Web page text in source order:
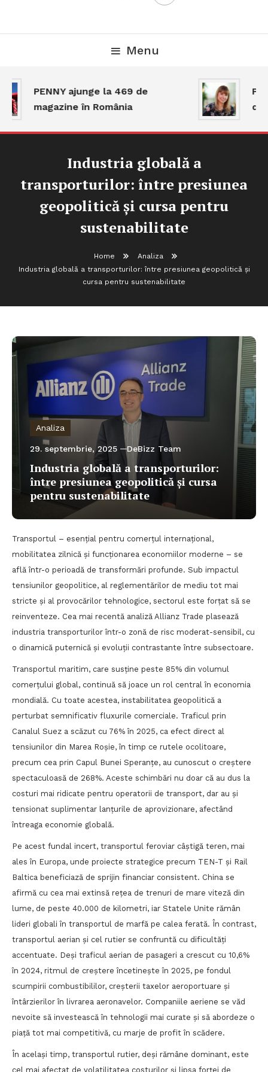
Menu
PENNY ajunge la 469 de
magazine în România
Industria globală a
transporturilor: între presiunea
geopolitică și cursa pentru
sustenabilitate
Home
Analiza
Industria globală a transporturilor: între presiunea geopolitică și
cursa pentru sustenabilitate
Analiza
29. septembrie, 2025 DeBizz Team
Industria globală a transporturilor:
între presiunea geopolitică și cursa
pentru sustenabilitate
Transportul – esențial pentru comerțul internațional,
mobilitatea zilnică și funcționarea economiilor moderne – se
află într-o perioadă de transformări profunde. Sub impactul
tensiunilor geopolitice, al reglementărilor de mediu tot mai
stricte și al provocărilor tehnologice, sectorul este forțat să se
reinventeze. Cea mai recentă analiză Allianz Trade plasează
industria transporturilor într-o zonă de risc moderat-sensibil, cu
o dinamică puternică și evoluții contrastante între subsectoare.
Transportul maritim, care susține peste 85% din volumul
comerțului global, continuă să joace un rol central în economia
mondială. Cu toate acestea, instabilitatea geopolitică a
perturbat semnificativ fluxurile comerciale. Traficul prin
Canalul Suez a scăzut cu 76% în 2025, ca efect direct al
tensiunilor din Marea Roșie, în timp ce rutele ocolitoare,
precum cea prin Capul Bunei Speranțe, au cunoscut o creștere
spectaculoasă de 268%. Aceste schimbări nu doar că au dus la
costuri mai ridicate pentru operatorii de transport, dar au și
tensionat suplimentar lanțurile de aprovizionare, afectând
întreaga economie globală.
Pe acest fundal incert, transportul feroviar câștigă teren, mai
ales în Europa, unde proiecte strategice precum TEN-T și Rail
Baltica beneficiază de sprijin financiar consistent. China se
afirmă cu cea mai extinsă rețea de trenuri de mare viteză din
lume, de peste 40.000 de kilometri, iar Statele Unite rămân
lideri globali în transportul de marfă pe calea ferată. În contrast,
transportul aerian și cel rutier se confruntă cu dificultăți
accentuate. Deși traficul aerian de pasageri a crescut cu 10,6%
în 2024, ritmul de creștere încetinește în 2025, pe fondul
scumpirii combustibililor, creșterii taxelor aeroportuare și
întârzierilor în livrarea aeronavelor. Companiile aeriene se văd
nevoite să investească în tehnologii mai curate și să abordeze o
piață tot mai competitivă, cu marje de profit în scădere.
În același timp, transportul rutier, deși rămâne dominant, este
cel mai afectat de volatilitatea costurilor și lipsa forței de